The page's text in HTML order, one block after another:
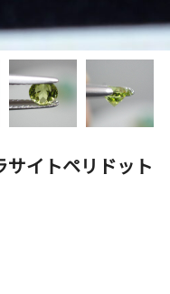
イトペリドット